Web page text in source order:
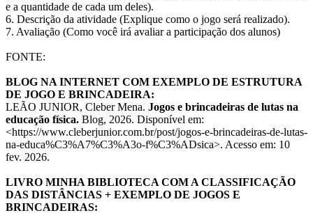
e a quantidade de cada um deles).
6. Descrição da atividade (Explique como o jogo será realizado).
7. Avaliação (Como você irá avaliar a participação dos alunos)
FONTE:
BLOG NA INTERNET COM EXEMPLO DE ESTRUTURA
DE JOGO E BRINCADEIRA:
LEÃO JUNIOR, Cleber Mena. Jogos e brincadeiras de lutas na
educação física. Blog, 2026. Disponível em:
<https://www.cleberjunior.com.br/post/jogos-e-brincadeiras-de-lutas-
na-educa%C3%A7%C3%A3o-f%C3%ADsica>. Acesso em: 10
fev. 2026.
LIVRO MINHA BIBLIOTECA COM A CLASSIFICAÇÃO
DAS DISTÂNCIAS + EXEMPLO DE JOGOS E
BRINCADEIRAS: